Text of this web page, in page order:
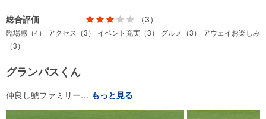
総合評価 （3）
臨場感（4） アクセス（3） イベント充実（3） グルメ（3）
アウェイお楽しみ
（3）
グランパスくん
仲良し鯱ファミリー… もっと見る